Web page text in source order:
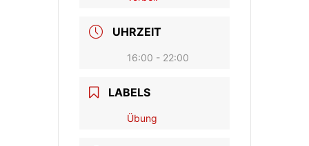
UHRZEIT
16:00 - 22:00
LABELS
Übung